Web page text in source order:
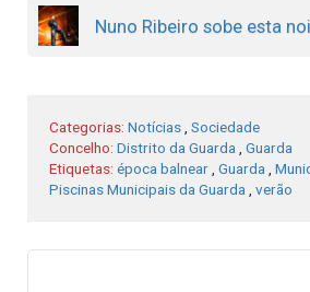
Nuno Ribeiro sobe esta
Categorias: Notícias Sociedade
Concelho: Distrito da Guarda
Guarda
Etiquetas: época balnear Guarda
Piscinas Municipais da Guarda
verão